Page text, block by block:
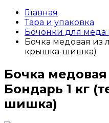
Главная
Тара и упаковка
Бочонки для меда
Бочка медовая из
крышка-шишка)
Бочка
Бондарь 1 кг
шишка)